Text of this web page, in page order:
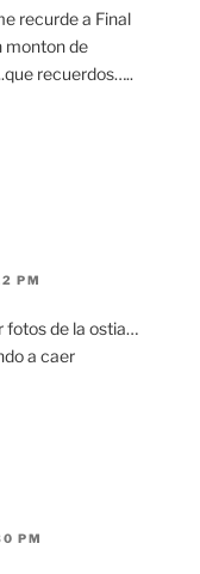
recurde a Final
monton de
recuerdos…..
PM
fotos de la ostia…
a caer
PM